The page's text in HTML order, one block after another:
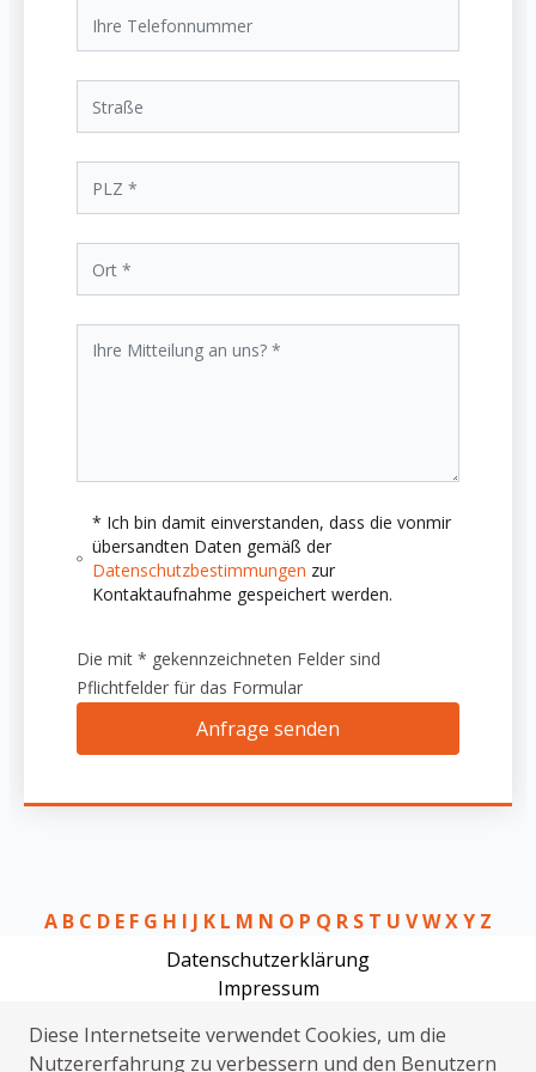
* Ich bin damit einverstanden, dass die vonmir
übersandten Daten gemäß der
Datenschutzbestimmungen zur
Kontaktaufnahme gespeichert werden.
Die mit * gekennzeichneten Felder sind
Pflichtfelder für das Formular
Anfrage senden
A B C D E F G H I J K L M N O P Q R S T U VWXY Z
Datenschutzerklärung
Impressum
Schlüsseldienst Auerbach in der Oberpfalz
Rohrreinigung Auerbach in der Oberpfalz
Diese Internetseite verwendet Cookies, um die
Nutzererfahrung zu verbessern und den Benutzern